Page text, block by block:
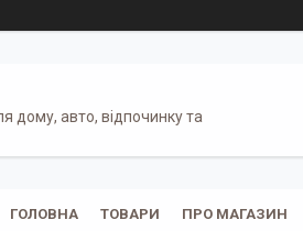
дому, авто, відпочинку та
ГОЛОВНА ТОВАРИ ПРО МАГАЗИН